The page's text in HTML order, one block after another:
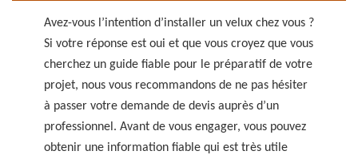
Avez-vous l’intention d’installer un velux chez vous ?
Si votre réponse est oui et que vous croyez que vous
cherchez un guide fiable pour le préparatif de votre
projet, nous vous recommandons de ne pas hésiter
à passer votre demande de devis auprès d’un
professionnel. Avant de vous engager, vous pouvez
obtenir une information fiable qui est très utile